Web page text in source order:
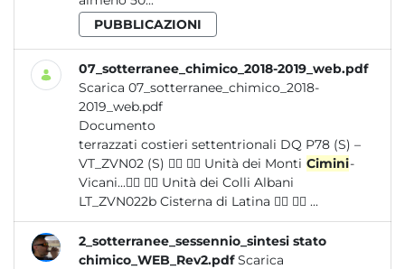
PUBBLICAZIONI
07_sotterranee_chimico_2018-2019_web.pdf
Scarica 07_sotterranee_chimico_2018-
2019_web.pdf
Documento
terrazzati costieri settentrionali DQ P78 (S) –
VT_ZVN02 (S)   Unità dei Monti Cimini-
Vicani...  Unità dei Colli Albani
LT_ZVN022b Cisterna di Latina   ...
2_sotterranee_sessennio_sintesi stato
chimico_WEB_Rev2.pdf Scarica